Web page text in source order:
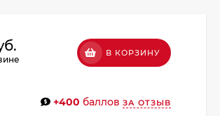
В КОРЗИНУ
+400 баллов ЗА ОТЗЫВ